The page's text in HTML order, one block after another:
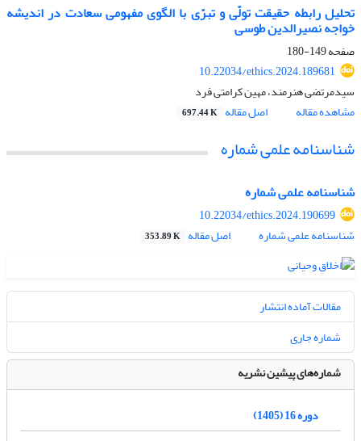
تحلیل رابطه حقیقت تولّی و تبرّی با الگوی مفهومی سعادت در اندیشه
خواجه نصیرالدین طوسی
صفحه149-180
10.22034/ethics.2024.189681
سیدمرتضی هنرمند، مهین کرامتی فرد
مشاهده مقاله
اصل مقاله 697.44 K
شناسنامه علمی شماره
شناسنامه علمی شماره
10.22034/ethics.2024.190699
شناسنامه علمی شماره
اصل مقاله 353.89 K
مقالات آماده انتشار
شماره جاری
شماره‌های پیشین نشریه
دوره 16 (1405)